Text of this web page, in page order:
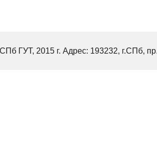
ГУТ, 2015 г. Адрес: 193232, г.СПб,